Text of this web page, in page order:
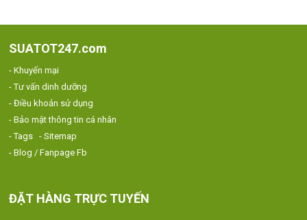
SUATOT247.com
- Khuyến mại
- Tư vấn dinh dưỡng
- Điều khoản sử dụng
- Bảo mật thông tin cá nhân
- Tags
- Sitemap
- Blog / Fanpage Fb
ĐẶT HÀNG TRỰC TUYẾN